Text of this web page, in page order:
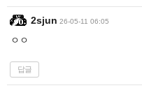
2sjun 26-05-11 06:05
ㅇㅇ
답글